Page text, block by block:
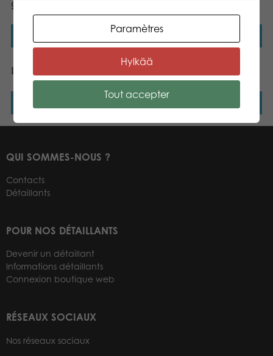
game
Lumo Stars 3 en 1
QUI SOMMES-NOUS ?
Contacts
Détaillants
POUR NOS DÉTAILLANTS
Devenir un détaillant
Informations détaillants
Connexion boutique web
RÉSEAUX SOCIAUX
Nos réseaux sociaux
Paramètres
Hylkää
Tout accepter